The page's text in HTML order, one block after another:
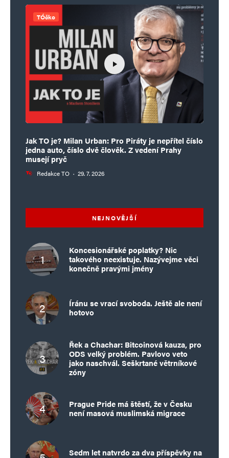
TÓčko
Jak TO je? Milan Urban: Pro Piráty je nepřítel číslo
jedna auto, číslo dvě člověk. Z vedení Prahy
musejí pryč
Redakce TO · 29. 7. 2026
NEJNOVĚJŠÍ
Koncesionářské poplatky? Nic
takového neexistuje. Nazývejme věci
konečně pravými jmény
Íránu se vrací svoboda. Ještě ale není
hotovo
Řek a Chachar: Bitcoinová kauza, pro
ODS velký problém. Pavlovo veto
jako naschvál. Seškrtané větrníkové
zóny
Prague Pride má štěstí, že v Česku
není masová muslimská migrace
Sedm let natvrdo za dva příspěvky na